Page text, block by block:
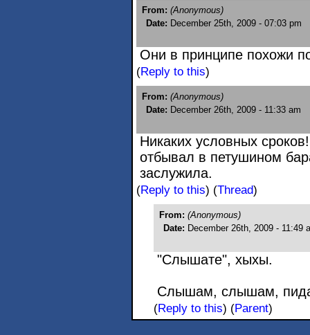
From: (Anonymous)
Date: December 25th, 2009 - 07:03 pm
Они в принципе похожи
(Reply to this)
From: (Anonymous)
Date: December 26th, 2009 - 11:33 am
Никаких условных
отбывал в петушином
заслужила.
(Reply to this) (Thread)
From: (Anonymous)
Date: December 26th, 2009 - 11:49
"Слышате", хыхы.
Слышам, слышам,
(Reply to this) (Parent)